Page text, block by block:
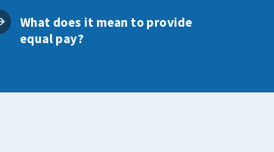
What does it mean to provide
equal pay?